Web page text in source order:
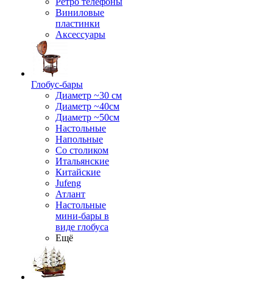
Виниловые
пластинки
Аксессуары
Глобус-бары
Диаметр ~30 см
Диаметр ~40см
Диаметр ~50см
Настольные
Напольные
Со столиком
Итальянские
Китайские
Jufeng
Атлант
Настольные
мини-бары в
виде глобуса
Ещё